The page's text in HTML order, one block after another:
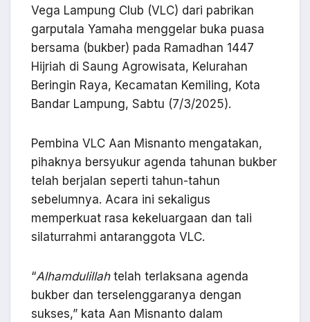
Vega Lampung Club (VLC) dari pabrikan
garputala Yamaha menggelar buka puasa
bersama (bukber) pada Ramadhan 1447
Hijriah di Saung Agrowisata, Kelurahan
Beringin Raya, Kecamatan Kemiling, Kota
Bandar Lampung, Sabtu (7/3/2025).
Pembina VLC Aan Misnanto mengatakan,
pihaknya bersyukur agenda tahunan bukber
telah berjalan seperti tahun-tahun
sebelumnya. Acara ini sekaligus
memperkuat rasa kekeluargaan dan tali
silaturrahmi antaranggota VLC.
“Alhamdulillahtelah terlaksana agenda
bukber dan terselenggaranya dengan
sukses,” kata Aan Misnanto dalam